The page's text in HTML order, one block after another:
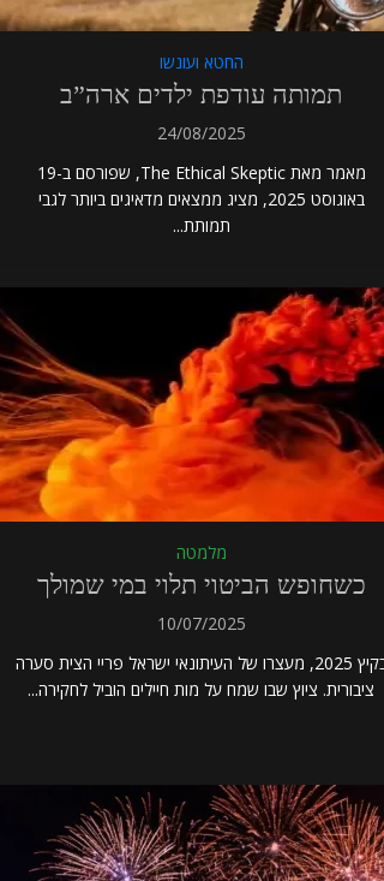
החטא ועונשו
תמותה עודפת ילדים ארה”ב
24/08/2025
מאמר מאת The Ethical Skeptic, שפורסם ב-19
באוגוסט 2025, מציג ממצאים מדאיגים ביותר לגבי
תמותת...
מלמטה
כשחופש הביטוי תלוי במי שמולך
10/07/2025
בקיץ 2025, מעצרו של העיתונאי ישראל פריי הצית סערה
ציבורית. ציוץ שבו שמח על מות חיילים הוביל לחקירה...